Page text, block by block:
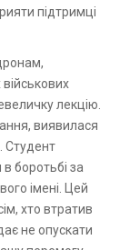
підтримці
лекцію.
виявилася
Студент
боротьбі за
імені. Цей
хто втратив
не опускати